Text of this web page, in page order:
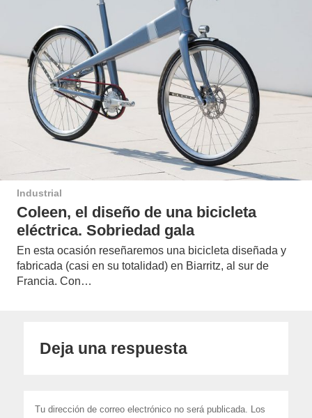
Industrial
Coleen, el diseño de una bicicleta
eléctrica. Sobriedad gala
En esta ocasión reseñaremos una bicicleta diseñada y
fabricada (casi en su totalidad) en Biarritz, al sur de
Francia. Con…
Deja una respuesta
Tu dirección de correo electrónico no será publicada. Los